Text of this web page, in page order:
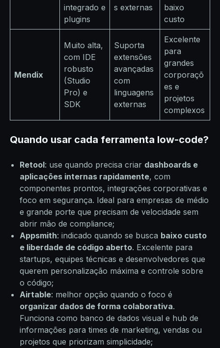
integrado e
plugins
s externas
baixo
custo
Mendix
Muito alta,
com IDE
robusto
(Studio
Pro) e
SDK
Suporta
extensões
avançadas
com
linguagens
externas
Excelente
para
grandes
corporaçõ
es e
projetos
complexos
Quando usar cada ferramenta low-code?
Retool: use quando precisa criar dashboards e
aplicações internas rapidamente, com
componentes prontos, integrações corporativas e
foco em segurança. Ideal para empresas de médio
e grande porte que precisam de velocidade sem
abrir mão de compliance;
Appsmith: indicado quando se busca baixo custo
e liberdade de código aberto. Excelente para
startups, equipes técnicas e desenvolvedores que
querem personalização máxima e controle sobre
o código;
Airtable: melhor opção quando o foco é
organizar dados de forma colaborativa.
Funciona como banco de dados visual e hub de
informações para times de marketing, vendas ou
projetos que priorizam simplicidade;